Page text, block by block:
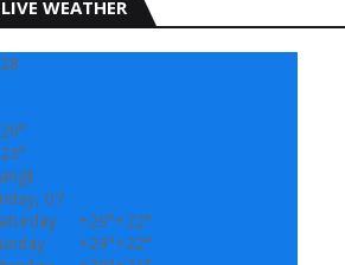
LIVE WEATHER
28
29°
23°
07
+29°+22°
+29°+22°